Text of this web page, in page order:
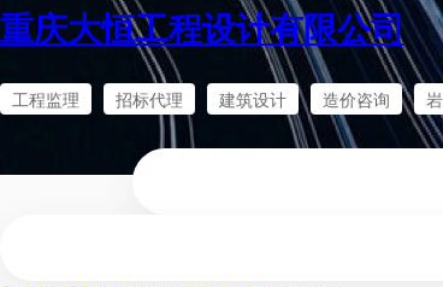
重庆大恒工程设计有限公司
工程监理 招标代理 建筑设计 造价咨询